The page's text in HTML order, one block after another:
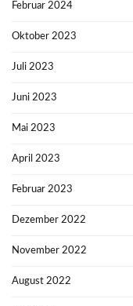
Februar 2024
Oktober 2023
Juli 2023
Juni 2023
Mai 2023
April 2023
Februar 2023
Dezember 2022
November 2022
August 2022